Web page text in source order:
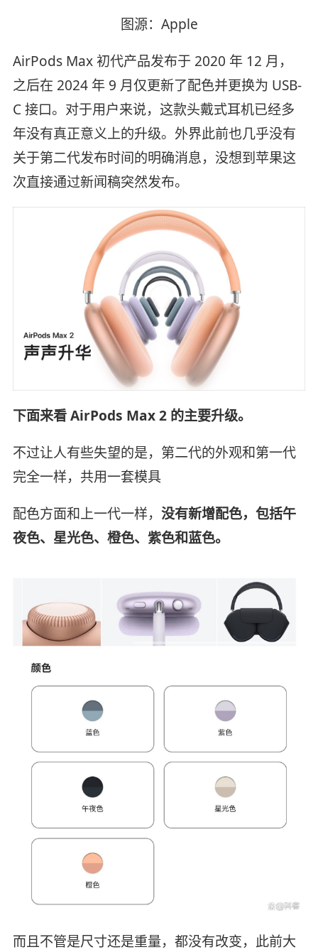
图源：Apple
AirPods Max 初代产品发布于 2020 年 12 月，
之后在 2024 年 9 月仅更新了配色并更换为 USB-
C 接口。对于用户来说，这款头戴式耳机已经多
年没有真正意义上的升级。外界此前也几乎没有
关于第二代发布时间的明确消息，没想到苹果这
次直接通过新闻稿突然发布。
下面来看 AirPods Max 2 的主要升级。
不过让人有些失望的是，第二代的外观和第一代
完全一样，共用一套模具
配色方面和上一代一样， 没有新增配色，包括午
夜色、星光色、橙色、紫色和蓝色。
而且不管是尺寸还是重量，都没有改变，此前大